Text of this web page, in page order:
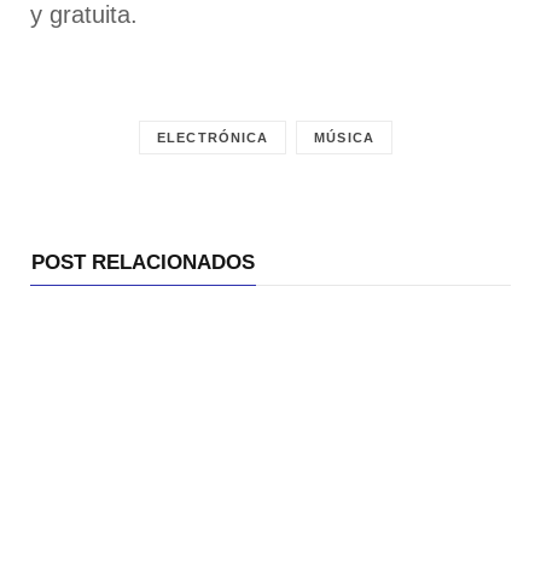
y gratuita.
ELECTRÓNICA MÚSICA
POST RELACIONADOS